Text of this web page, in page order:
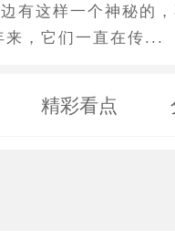
有这样一个神秘的
来，它们一直在传...
精彩看点